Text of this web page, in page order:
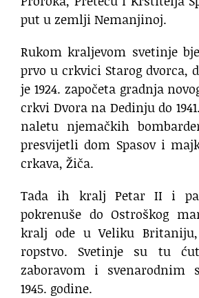
put u zemlji Nemanjinoj.
Rukom kraljevom svetinje
prvo u crkvici Starog dvorca,
je 1924. započeta gradnja
crkvi Dvora na Dedinju do
naletu njemačkih
presvijetli dom Spasov i
crkava, Žiča.
Tada ih kralj Petar II i
pokrenuše do Ostroškog
kralj ode u Veliku
ropstvo. Svetinje su tu
zaboravom i svenarodnim
1945. godine.